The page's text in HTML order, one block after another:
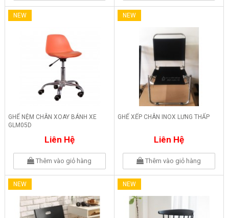
NEW
GHẾ NỆM CHÂN XOAY BÁNH XE
GLM05D
Liên Hệ
Thêm vào giỏ hàng
NEW
GHẾ XẾP CHÂN INOX LƯNG THẤP
Liên Hệ
Thêm vào giỏ hàng
NEW NEW